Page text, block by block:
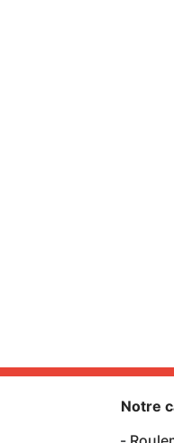
Notre